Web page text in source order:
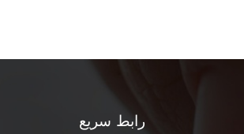
رابط سريع